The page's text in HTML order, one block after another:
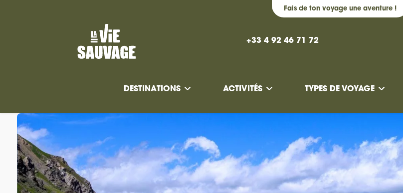
Fais de ton voyage une aventure !
DESTINATIONS ACTIVITÉS TYPES DE VOYAGE
+33 4 92 46 71 72